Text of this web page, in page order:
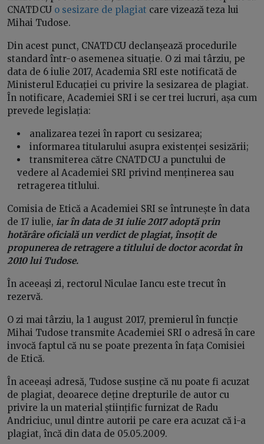
CNATDCU o sesizare de plagiat care vizează teza lui
Mihai Tudose.
Din acest punct, CNATDCU declanșează procedurile
standard într-o asemenea situație. O zi mai târziu, pe
data de 6 iulie 2017, Academia SRI este notificată de
Ministerul Educației cu privire la sesizarea de plagiat.
În notificare, Academiei SRI i se cer trei lucruri, așa cum
prevede legislația:
analizarea tezei în raport cu sesizarea;
informarea titularului asupra existenței sesizării;
transmiterea către CNATDCU a punctului de
vedere al Academiei SRI privind menținerea sau
retragerea titlului.
Comisia de Etică a Academiei SRI se întrunește în data
de 17 iulie, iar în data de 31 iulie 2017 adoptă prin
hotărâre oficială un verdict de plagiat, însoțit de
propunerea de retragere a titlului de doctor acordat în
2010 lui Tudose.
În aceeași zi, rectorul Niculae Iancu este trecut în
rezervă.
O zi mai târziu, la 1 august 2017, premierul în funcție
Mihai Tudose transmite Academiei SRI o adresă în care
invocă faptul că nu se poate prezenta în fața Comisiei
de Etică.
În aceeași adresă, Tudose susține că nu poate fi acuzat
de plagiat, deoarece deține drepturile de autor cu
privire la un material științific furnizat de Radu
Andriciuc, unul dintre autorii pe care era acuzat că i-a
plagiat, încă din data de 05.05.2009.